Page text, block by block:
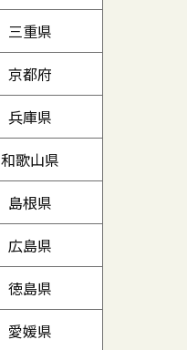
三重県
京都府
兵庫県
和歌山県
島根県
広島県
徳島県
愛媛県